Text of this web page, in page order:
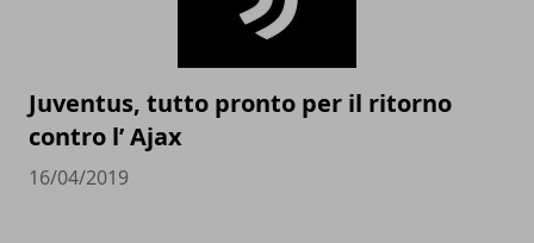
Juventus, tutto pronto per il ritorno
contro l’ Ajax
16/04/2019